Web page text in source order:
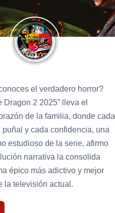
el verdadero horror?
Dragon 2 2025” lleva el
de la familia, donde cada
puñal y cada confidencia, una
estudioso de la serie, afirmo
narrativa la consolida
épico más adictivo y mejor
la televisión actual.